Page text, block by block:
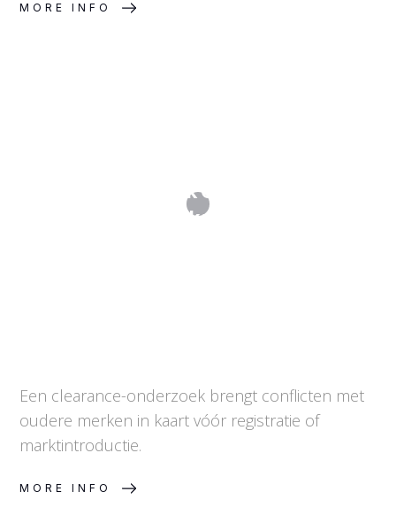
MORE INFO
Trademark Clearance:
merkenonderzoek vóór de aanvraag
Een clearance-onderzoek brengt conflicten met
oudere merken in kaart vóór registratie of
marktintroductie.
MORE INFO